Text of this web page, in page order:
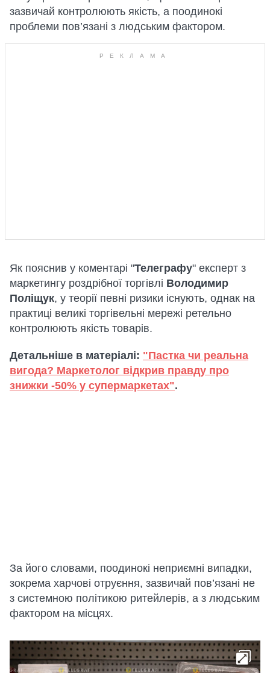
зазвичай контролюють якість, а поодинокі
проблеми пов’язані з людським фактором.
Як пояснив у коментарі "Телеграфу" експерт з
маркетингу роздрібної торгівлі Володимир
Поліщук, у теорії певні ризики існують, однак на
практиці великі торгівельні мережі ретельно
контролюють якість товарів.
Детальніше в матеріалі: "Пастка чи реальна
вигода? Маркетолог відкрив правду про
знижки -50% у супермаркетах".
За його словами, поодинокі неприємні випадки,
зокрема харчові отруєння, зазвичай пов’язані не
з системною політикою ритейлерів, а з людським
фактором на місцях.